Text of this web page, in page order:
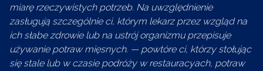
miarę rzeczywistych potrzeb. Na uwzględnienie
zasługują szczególnie ci, którym lekarz przez wzgląd na
ich słabe zdrowie lub na ustrój organizmu przepisuje
używanie potraw mięsnych. — powtóre ci, którzy stołując
się stale lub w czasie podróży w restauracyach, potraw